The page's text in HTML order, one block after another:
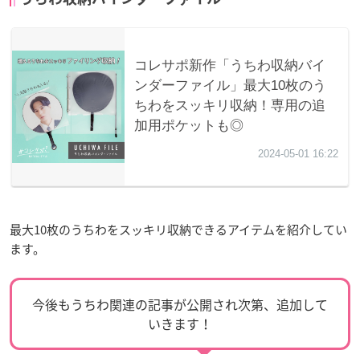
最大10枚のうちわをスッキリ収納できるアイテムを紹介してい
ます。
今後もうちわ関連の記事が公開され次第、追加して
いきます！